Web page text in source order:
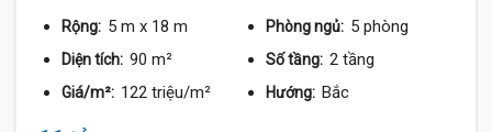
Rộng: 5 m x 18 m Phòng ngủ: 5 phòng
Diện tích: 90 m² Số tầng: 2 tầng
Giá/m²: 122 triệu/m² Hướng: Bắc